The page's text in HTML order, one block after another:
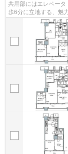
共用部にはエレベー
歩6分に立地する、魅
タワー型マンションは